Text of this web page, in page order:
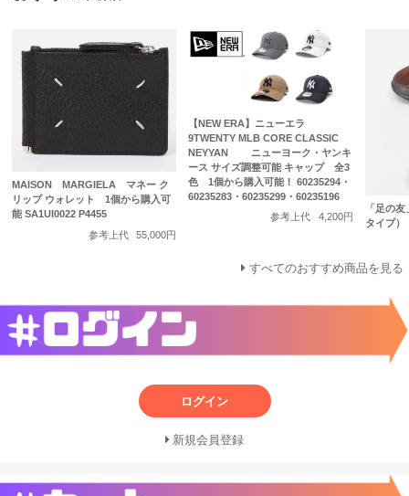
MAISON MARGIELA マネー ク
リップ ウォレット 1個から購入可
能 SA1UI0022 P4455
参考上代
55,000円
【NEW ERA】ニューエラ
9TWENTY MLB CORE CLASSIC
NEYYAN ニューヨーク・ヤンキ
ース サイズ調整可能 キャップ 全3
色 1個から購入可能！ 60235294・
60235283・60235299・60235196
参考上代
4,200円
「足の
タイプ
すべてのおすすめ商品を見る
ログイン
新規会員登録